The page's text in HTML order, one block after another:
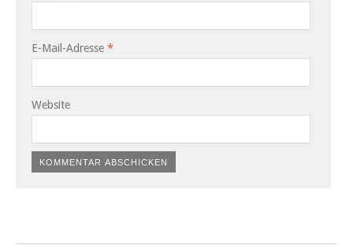
E-Mail-Adresse *
Website